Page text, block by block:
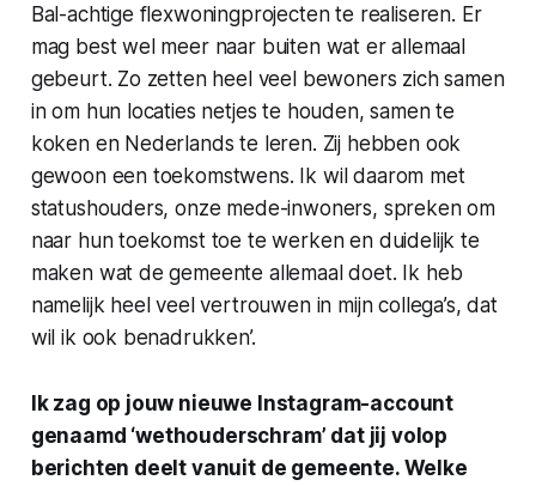
Bal-achtige flexwoningprojecten te realiseren. Er
mag best wel meer naar buiten wat er allemaal
gebeurt. Zo zetten heel veel bewoners zich samen
in om hun locaties netjes te houden, samen te
koken en Nederlands te leren. Zij hebben ook
gewoon een toekomstwens. Ik wil daarom met
statushouders, onze mede-inwoners, spreken om
naar hun toekomst toe te werken en duidelijk te
maken wat de gemeente allemaal doet. Ik heb
namelijk heel veel vertrouwen in mijn collega’s, dat
wil ik ook benadrukken’.
Ik zag op jouw nieuwe Instagram-account
genaamd ‘wethouderschram’ dat jij volop
berichten deelt vanuit de gemeente. Welke